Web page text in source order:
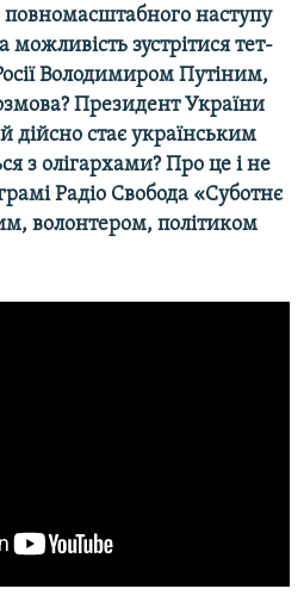
повномасштабного наступу
можливість зустрітися тет-
Володимиром Путіним,
Президент України
дійсно стає українським
з олігархами? Про це і не
Радіо Свобода «Суботнє
волонтером, політиком